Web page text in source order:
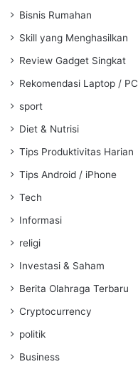
Bisnis Rumahan
Skill yang Menghasilkan
Review Gadget Singkat
Rekomendasi Laptop / PC
sport
Diet & Nutrisi
Tips Produktivitas Harian
Tips Android / iPhone
Tech
Informasi
religi
Investasi & Saham
Berita Olahraga Terbaru
Cryptocurrency
politik
Business